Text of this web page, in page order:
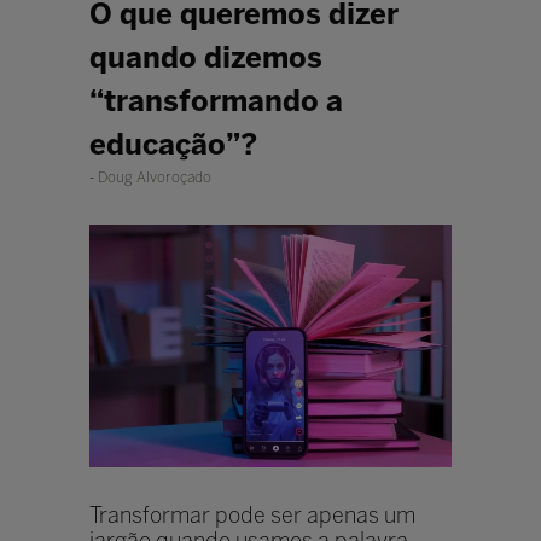
O que queremos dizer
quando dizemos
“transformando a
educação”?
Doug Alvoroçado
Transformar pode ser apenas um